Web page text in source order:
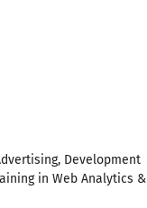
Development
in Web Analytics &